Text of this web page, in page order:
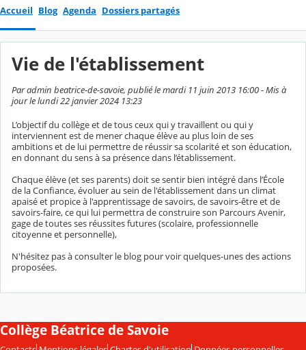
Accueil Blog Agenda Dossiers partagés
Vie de l'établissement
Par admin beatrice-de-savoie, publié le mardi 11 juin 2013 16:00 - Mis à
jour le lundi 22 janvier 2024 13:23
L’objectif du collège et de tous ceux qui y travaillent ou qui y
interviennent est de mener chaque élève au plus loin de ses
ambitions et de lui permettre de réussir sa scolarité et son éducation,
en donnant du sens à sa présence dans l’établissement.
Chaque élève (et ses parents) doit se sentir bien intégré dans l’École
de la Confiance, évoluer au sein de l'établissement dans un climat
apaisé et propice à l'apprentissage de savoirs, de savoirs-être et de
savoirs-faire, ce qui lui permettra de construire son Parcours Avenir,
gage de toutes ses réussites futures (scolaire, professionnelle
citoyenne et personnelle),
N'hésitez pas à consulter le blog pour voir quelques-unes des actions
proposées.
Collège Béatrice de Savoie